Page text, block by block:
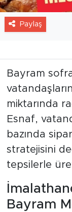
Paylaş
Bayram
miktarında
Esnaf,
bazında
stratejisini
tepsilerle
Bayram